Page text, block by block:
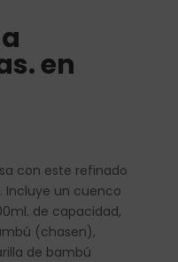
en
con este refinado
Incluye un cuenco
de capacidad,
(chasen),
de bambú